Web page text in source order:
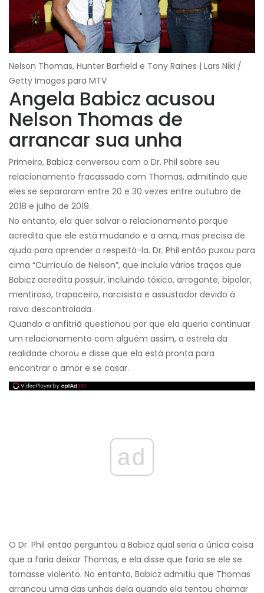
Nelson Thomas, Hunter Barfield e Tony Raines | Lars Niki /
Getty Images para MTV
Angela Babicz acusou
Nelson Thomas de
arrancar sua unha
Primeiro, Babicz conversou com o Dr. Phil sobre seu
relacionamento fracassado com Thomas, admitindo que
eles se separaram entre 20 e 30 vezes entre outubro de
2018 e julho de 2019.
No entanto, ela quer salvar o relacionamento porque
acredita que ele está mudando e a ama, mas precisa de
ajuda para aprender a respeitá-la. Dr. Phil então puxou para
cima “Currículo de Nelson”, que incluía vários traços que
Babicz acredita possuir, incluindo tóxico, arrogante, bipolar,
mentiroso, trapaceiro, narcisista e assustador devido à
raiva descontrolada.
Quando a anfitriã questionou por que ela queria continuar
um relacionamento com alguém assim, a estrela da
realidade chorou e disse que ela está pronta para
encontrar o amor e se casar.
ad
O Dr. Phil então perguntou a Babicz qual seria a única coisa
que a faria deixar Thomas, e ela disse que faria se ele se
tornasse violento. No entanto, Babicz admitiu que Thomas
arrancou uma das unhas dela quando ela tentou chamar